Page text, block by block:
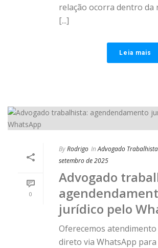
relação ocorra dentro da
[...]
Leia mais
0
ByRodrigo In Advogado Trabalhista
setembro de 2025
Advogado
jurídico pelo
Oferecemos
direto via WhatsApp para